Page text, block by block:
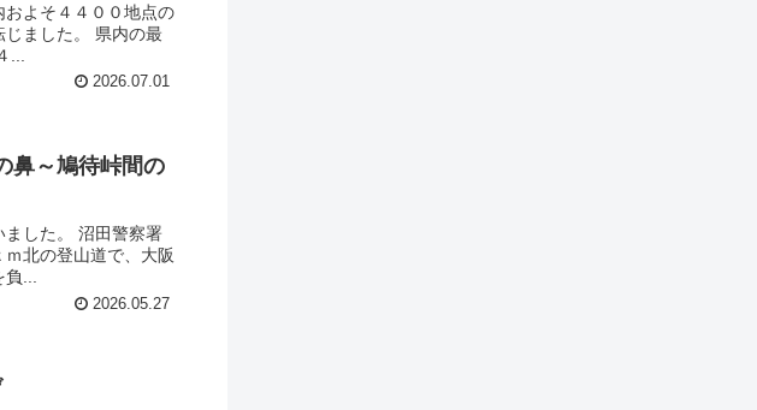
よそ４４００地点の
ました。 県内の最
2026.07.01
～鳩待峠間の
ました。 沼田警察署
北の登山道で、大阪
負...
2026.05.27